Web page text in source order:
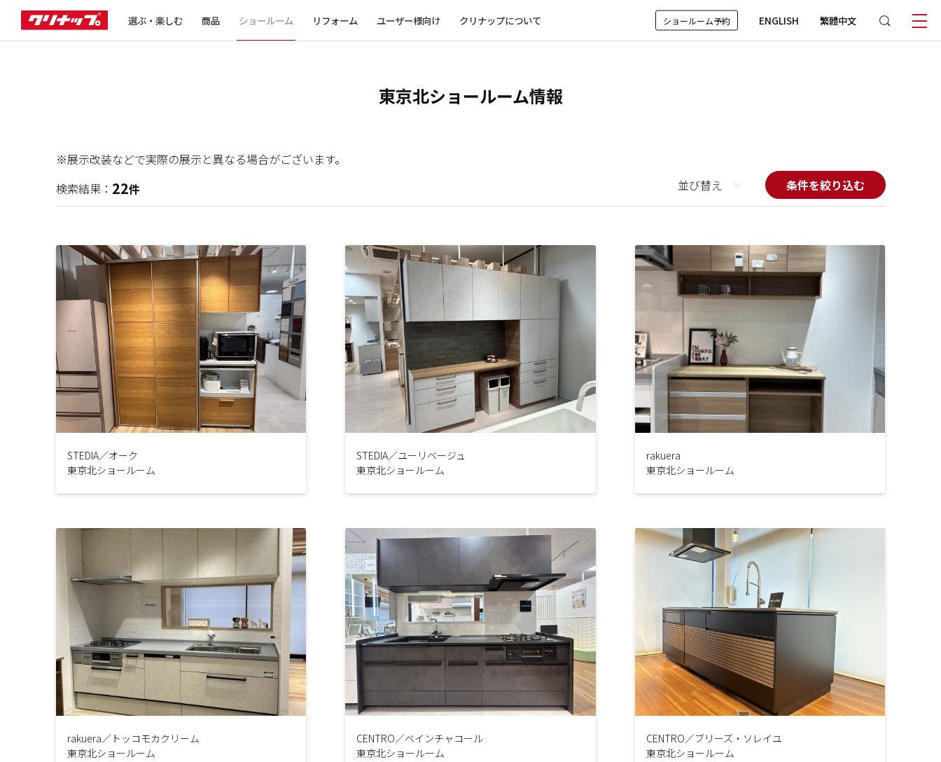
選ぶ・楽しむ 商品 ショールーム リフォーム ユーザー様向け クリナップについて ショールーム予約 ENGLISH 繁體中文
東京北ショールーム情報
※展示改装などで実際の展示と異なる場合がございます。
検索結果： 22件 並び替え 条件を絞り込む
STEDIA／オーク
東京北ショールーム
STEDIA／ユーリベージュ
東京北ショールーム
rakuera
東京北ショールーム
rakuera／トッコモカクリーム
東京北ショールーム
CENTRO／ベインチャコール
東京北ショールーム
CENTRO／ブリーズ・ソレイユ
東京北ショールーム